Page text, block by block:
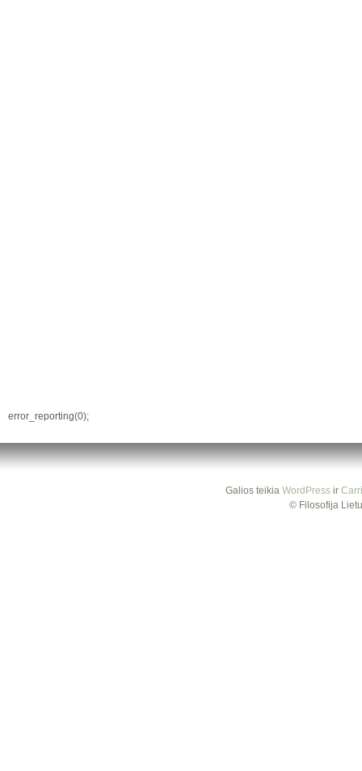
error_reporting(0);
Galios teikia WordPressir
© Filosofija